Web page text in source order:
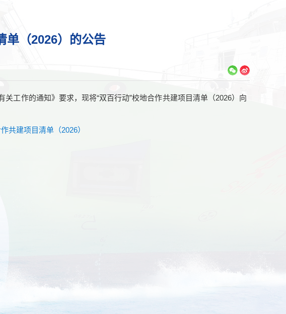
单（2026）的公告
关工作的通知》要求，现将“双百行动”校地合作共建项目清单（2026）向
共建项目清单（2026）